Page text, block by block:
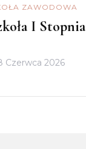
ZAWODOWA
I Stopnia
Czerwca 2026